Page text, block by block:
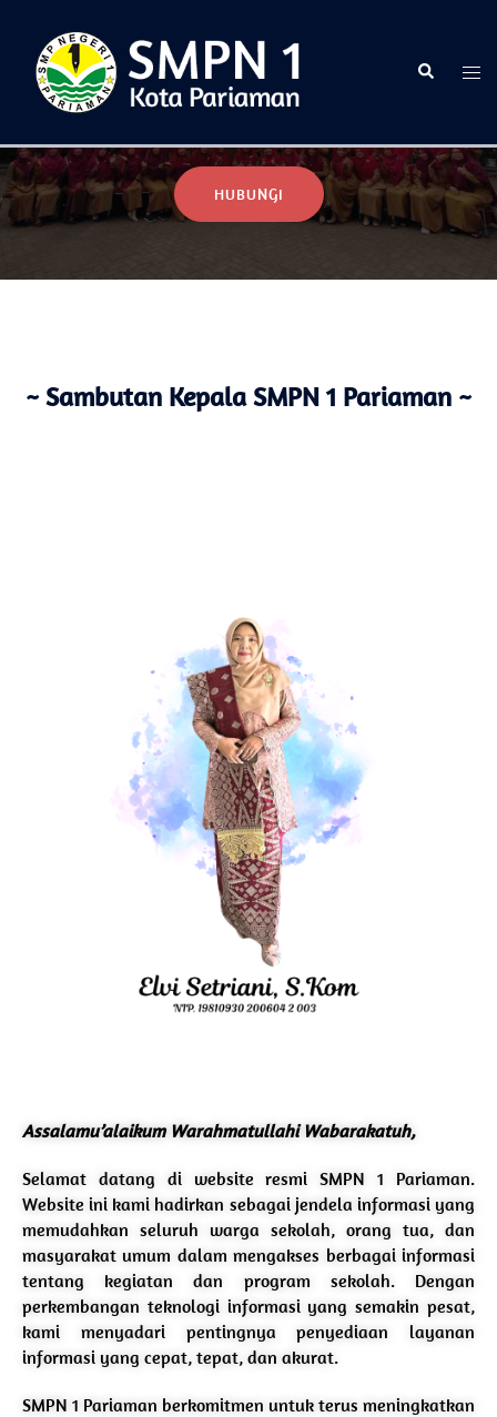
HUBUNGI
~ Sambutan Kepala SMPN 1 Pariaman ~
Assalamu’alaikum Warahmatullahi Wabarakatuh,
Selamat datang di website resmi SMPN 1 Pariaman.
Website ini kami hadirkan sebagai jendela informasi yang
memudahkan seluruh warga sekolah, orang tua, dan
masyarakat umum dalam mengakses berbagai informasi
tentang kegiatan dan program sekolah. Dengan
perkembangan teknologi informasi yang semakin pesat,
kami menyadari pentingnya penyediaan layanan
informasi yang cepat, tepat, dan akurat.
SMPN 1 Pariaman berkomitmen untuk terus meningkatkan